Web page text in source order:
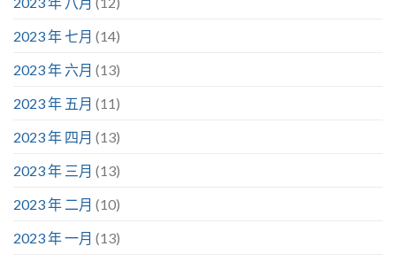
2023 年 七月 (14)
2023 年 六月 (13)
2023 年 五月 (11)
2023 年 四月 (13)
2023 年 三月 (13)
2023 年 二月 (10)
2023 年 一月 (13)